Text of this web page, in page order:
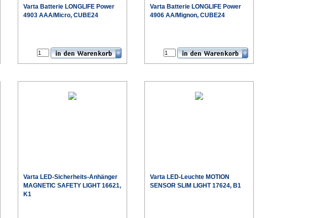
Varta Batterie LONGLIFE Power
4903 AAA/Micro, CUBE24
Varta Batterie LONGLIFE Power
4906 AA/Mignon, CUBE24
Varta LED-Sicherheits-Anhänger
MAGNETIC SAFETY LIGHT 16621,
K1
Varta LED-Leuchte MOTION
SENSOR SLIM LIGHT 17624, B1